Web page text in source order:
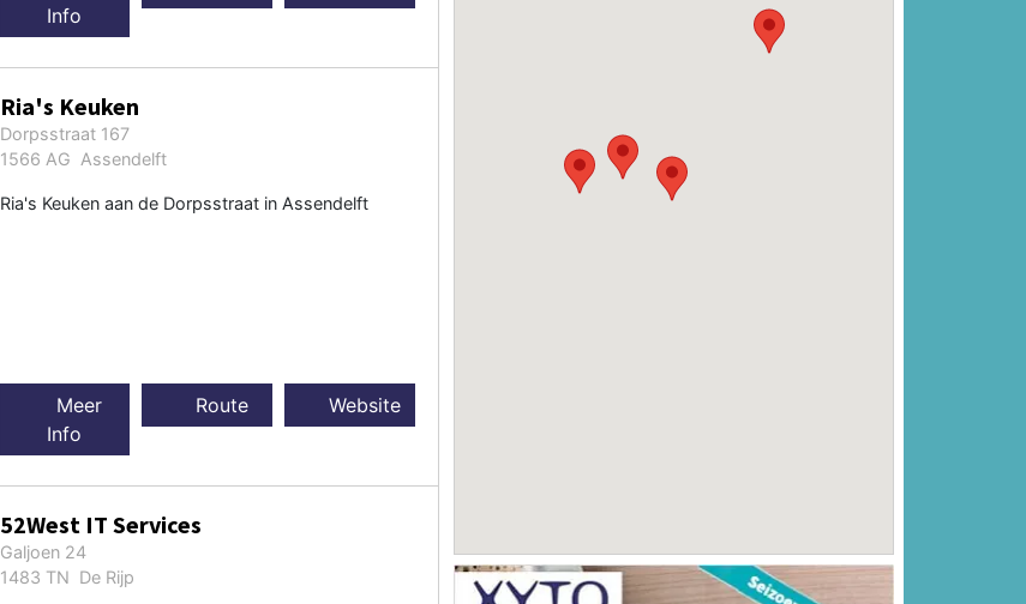
Info
Ria's Keuken
Dorpsstraat 167
1566 AG Assendelft
Ria's Keuken aan de Dorpsstraat in Assendelft
Meer
Info
Route Website
52West IT Services
Galjoen 24
1483 TN De Rijp